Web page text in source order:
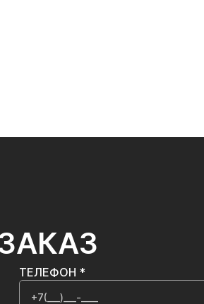
ТЕЛЕФОН *